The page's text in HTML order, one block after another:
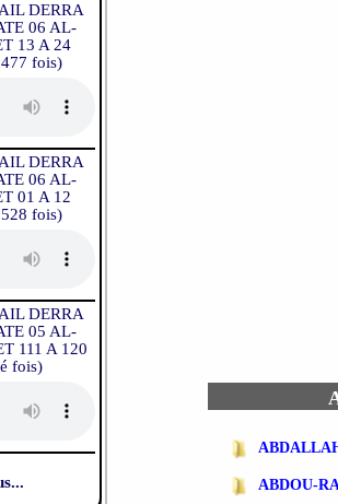
DERRA
06 AL-
13 A 24
fois)
DERRA
06 AL-
01 A 12
fois)
DERRA
05 AL-
111 A 120
fois)
ABDOU-